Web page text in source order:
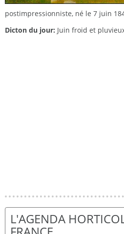
postimpressionniste, né le 7 juin
Dicton du jour: Juin froid et
L'AGENDA